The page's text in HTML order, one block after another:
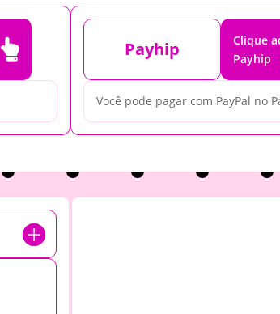
 Payhip
Clique
Payhip
Você pode pagar com PayPal no